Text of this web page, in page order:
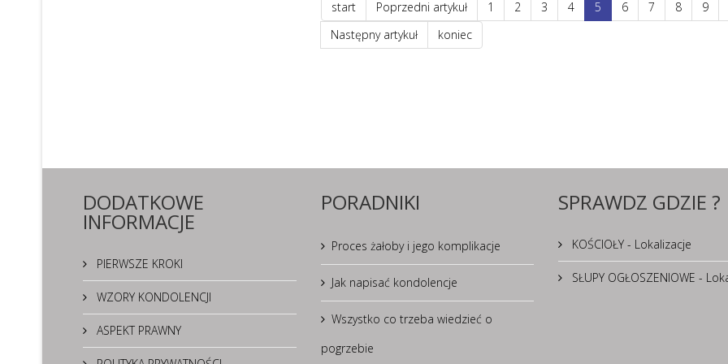
start Poprzedni artykuł 1 2 3 4 5 6 7 8 9
Następny artykuł
koniec
DODATKOWE
INFORMACJE
PIERWSZE KROKI
WZORY KONDOLENCJI
ASPEKT PRAWNY
PORADNIKI
Proces żałoby i jego komplikacje
Jak napisać kondolencje
Wszystko co trzeba wiedzieć o
pogrzebie
SPRAWDZ GDZIE ?
KOŚCIOŁY - Lokalizacje
SŁUPY OGŁOSZENIOWE -